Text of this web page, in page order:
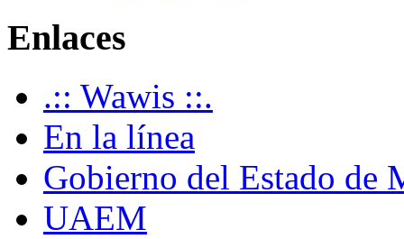
Enlaces
.:: Wawis ::.
En la línea
Gobierno del Estado de
UAEM